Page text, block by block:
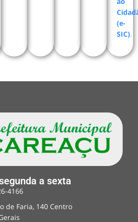
(e-
SIC).
a sexta
4166
de Faria, 140 Centro